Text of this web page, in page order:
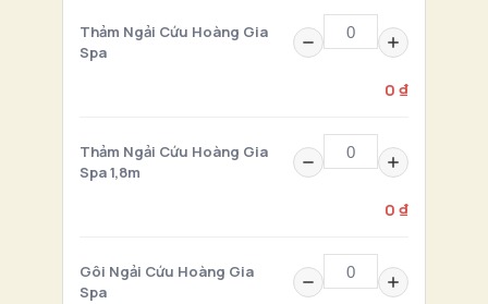
Thảm Ngải Cứu Hoàng Gia
Spa
0 ₫
Thảm Ngải Cứu Hoàng Gia
Spa 1,8m
0 ₫
Gôi Ngải Cứu Hoàng Gia
Spa